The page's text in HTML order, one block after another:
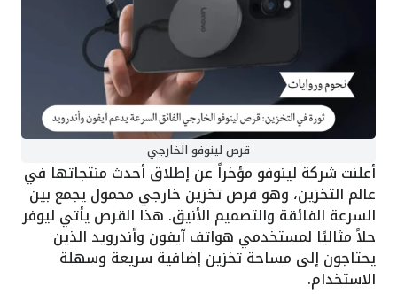
قرص لينوفو الخارجي
أعلنت شركة لينوفو مؤخراً عن إطلاق أحدث منتجاتها في
عالم التخزين، وهو قرص تخزين خارجي محمول يجمع بين
السرعة الفائقة والتصميم الأنيق. هذا القرص يأتي ليوفر
حلاً مثاليًا لمستخدمي هواتف آيفون وأندرويد الذين
يحتاجون إلى مساحة تخزين إضافية سريعة وسهلة
الاستخدام.